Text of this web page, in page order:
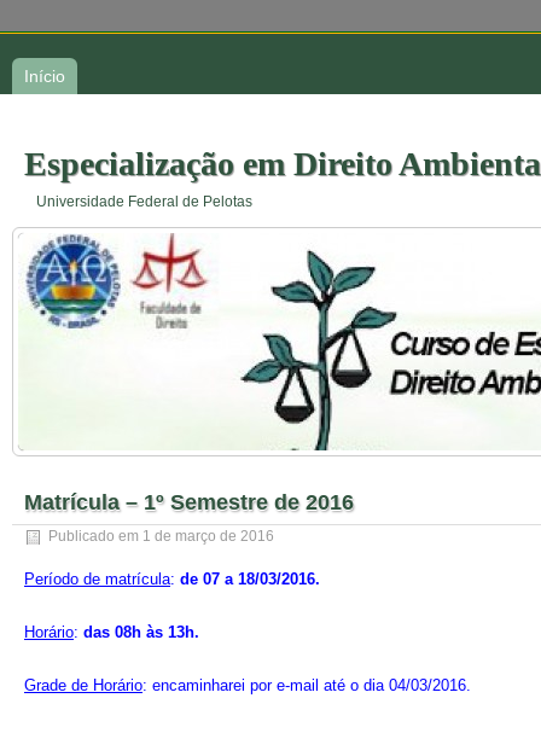
Início
Especialização em Direito
Universidade Federal de Pelotas
Matrícula – 1º Semestre de 2016
Publicado em 1 de março de 2016
Período de matrícula: de 07 a 18/03/2016.
Horário: das 08h às 13h.
Grade de Horário: encaminharei por e-mail até o dia 04/03/2016.